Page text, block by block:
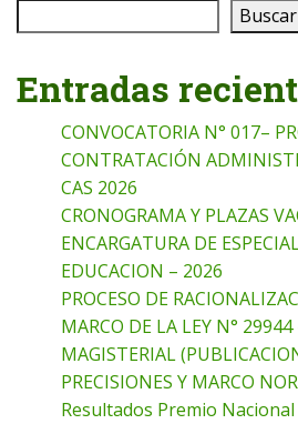
Buscar
Entradas
CONVOCATORIA N° 017–
CONTRATACIÓN
CAS 2026
CRONOGRAMA Y PLAZAS
ENCARGATURA DE
EDUCACION – 2026
PROCESO DE
MARCO DE LA LEY N° 29944
MAGISTERIAL
PRECISIONES Y MARCO
Resultados Premio